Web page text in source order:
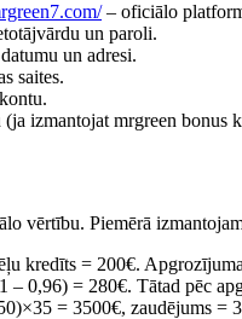
– oficiālo
un paroli.
un adresi.
saites.
izmantojat mrgreen bonus
vērtību. Piemērā
kredīts = 200€.
0,96) = 280€. Tātad pēc
= 3500€, zaudējums